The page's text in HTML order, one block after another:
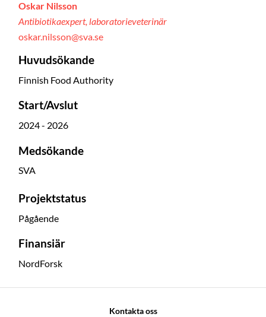
Oskar Nilsson
Antibiotikaexpert, laboratorieveterinär
oskar.nilsson@sva.se
Huvudsökande
Finnish Food Authority
Start/Avslut
2024 - 2026
Medsökande
SVA
Projektstatus
Pågående
Finansiär
NordForsk
Kontakta oss